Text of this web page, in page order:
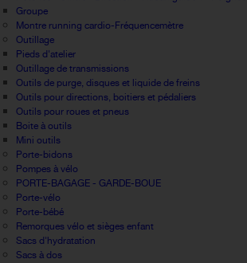
Groupe
Montre running cardio-Fréquencemètre
Outillage
Pieds d'atelier
Outillage de transmissions
Outils de purge, disques et liquide de freins
Outils pour directions, boitiers et pédaliers
Outils pour roues et pneus
Boite à outils
Mini outils
Porte-bidons
Pompes à vélo
PORTE-BAGAGE - GARDE-BOUE
Porte-vélo
Porte-bébé
Remorques vélo et sièges enfant
Sacs d'hydratation
Sacs à dos